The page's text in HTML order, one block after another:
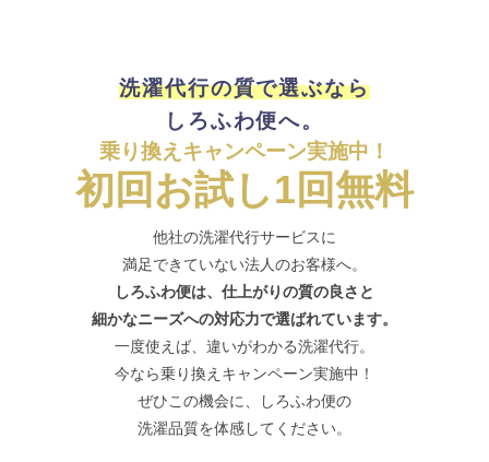
洗濯代行の質で選ぶなら
しろふわ便へ。
乗り換えキャンペーン実施中！
初回お試し1回無料
他社の洗濯代行サービスに
満足できていない法人のお客様へ。
しろふわ便は、仕上がりの質の良さと
細かなニーズへの対応力で選ばれています。
一度使えば、違いがわかる洗濯代行。
今なら乗り換えキャンペーン実施中！
ぜひこの機会に、しろふわ便の
洗濯品質を体感してください。